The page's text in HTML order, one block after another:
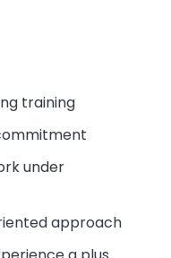
training
under
approach